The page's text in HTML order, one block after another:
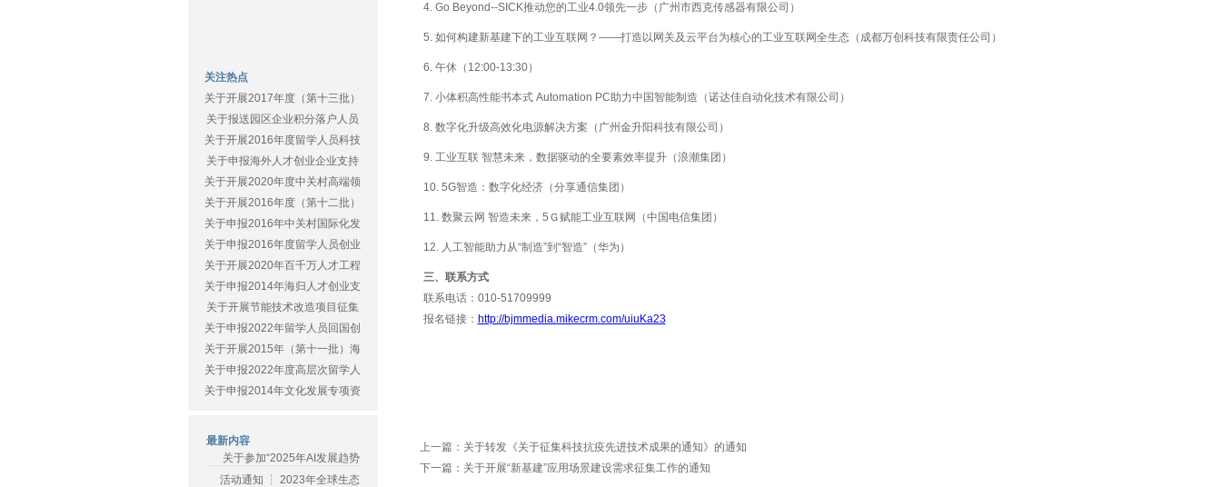
关注热点
关于开展2017年度（第十三批）
关于报送园区企业积分落户人员
关于开展2016年度留学人员科技
关于申报海外人才创业企业支持
关于开展2020年度中关村高端领
关于开展2016年度（第十二批）
关于申报2016年中关村国际化发
关于申报2016年度留学人员创业
关于开展2020年百千万人才工程
关于申报2014年海归人才创业支
关于开展节能技术改造项目征集
关于申报2022年留学人员回国创
关于开展2015年（第十一批）海
关于申报2022年度高层次留学人
关于申报2014年文化发展专项资
最新内容
关于参加“2025年AI发展趋势
活动通知 ┆ 2023年全球生态
4. Go Beyond--SICK推动您的工业4.0领先一步（广州市西克传感器有限公司）
5. 如何构建新基建下的工业互联网？——打造以网关及云平台为核心的工业互联网全生态（成都万创科技有限责任公司）
6. 午休（12:00-13:30）
7. 小体积高性能书本式 Automation PC助力中国智能制造（诺达佳自动化技术有限公司）
8. 数字化升级高效化电源解决方案（广州金升阳科技有限公司）
9. 工业互联 智慧未来，数据驱动的全要素效率提升（浪潮集团）
10. 5G智造：数字化经济（分享通信集团）
11. 数聚云网 智造未来，5Ｇ赋能工业互联网（中国电信集团）
12. 人工智能助力从“制造”到“智造”（华为）
三、联系方式
联系电话：010-51709999
报名链接： http://bjmmedia.mikecrm.com/uiuKa23
上一篇： 关于转发《关于征集科技抗疫先进技术成果的通知》的通知
下一篇： 关于开展“新基建”应用场景建设需求征集工作的通知